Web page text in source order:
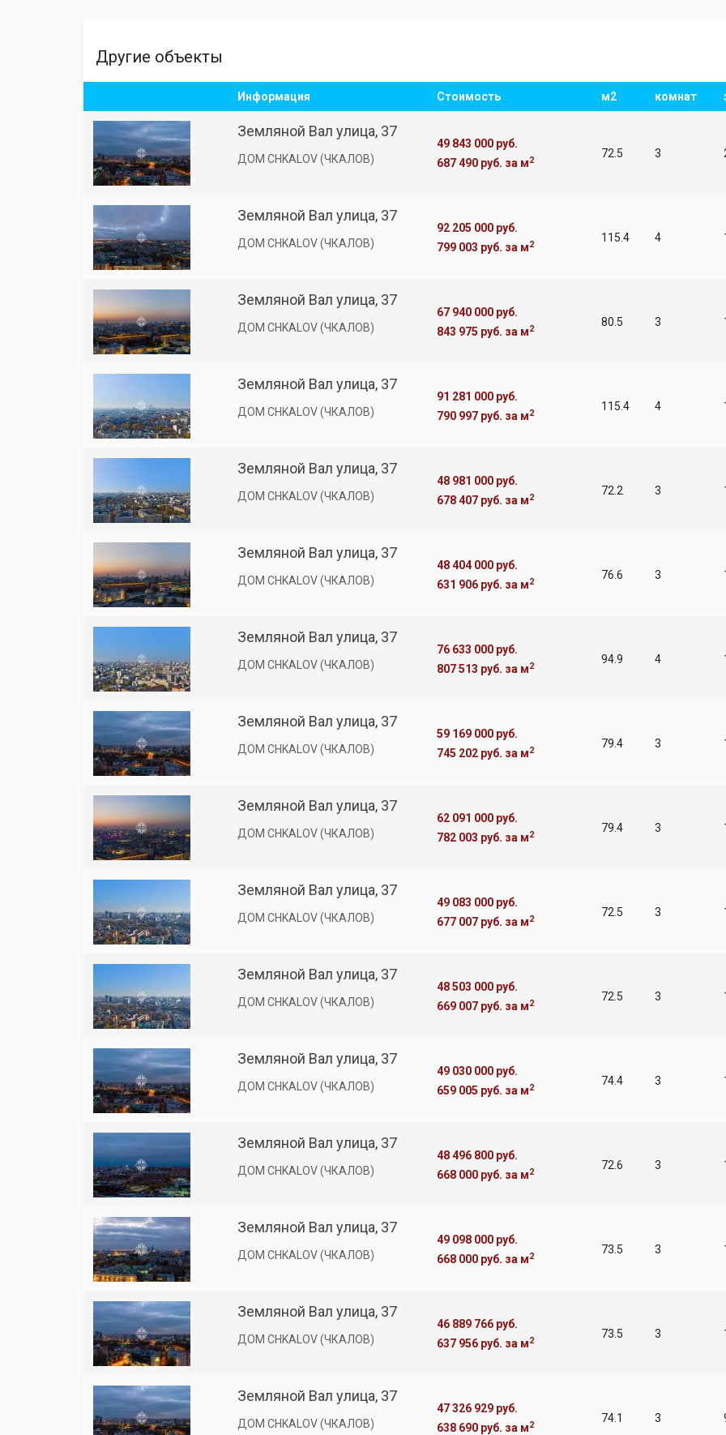
Другие объекты
Информация Стоимость м2 комнат
Земляной Вал улица, 37
ДОМ CHKALOV (ЧКАЛОВ)
49 843 000 руб.
687 490 руб. за м2
72.5 3
Земляной Вал улица, 37
ДОМ CHKALOV (ЧКАЛОВ)
92 205 000 руб.
799 003 руб. за м2
115.4 4
Земляной Вал улица, 37
ДОМ CHKALOV (ЧКАЛОВ)
67 940 000 руб.
843 975 руб. за м2
80.5 3
Земляной Вал улица, 37
ДОМ CHKALOV (ЧКАЛОВ)
91 281 000 руб.
790 997 руб. за м2
115.4 4
Земляной Вал улица, 37
ДОМ CHKALOV (ЧКАЛОВ)
48 981 000 руб.
678 407 руб. за м2
72.2 3
Земляной Вал улица, 37
ДОМ CHKALOV (ЧКАЛОВ)
48 404 000 руб.
631 906 руб. за м2
76.6 3
Земляной Вал улица, 37
ДОМ CHKALOV (ЧКАЛОВ)
76 633 000 руб.
807 513 руб. за м2
94.9 4
Земляной Вал улица, 37
ДОМ CHKALOV (ЧКАЛОВ)
59 169 000 руб.
745 202 руб. за м2
79.4 3
Земляной Вал улица, 37
ДОМ CHKALOV (ЧКАЛОВ)
62 091 000 руб.
782 003 руб. за м2
79.4 3
Земляной Вал улица, 37
ДОМ CHKALOV (ЧКАЛОВ)
49 083 000 руб.
677 007 руб. за м2
72.5 3
Земляной Вал улица, 37
ДОМ CHKALOV (ЧКАЛОВ)
48 503 000 руб.
669 007 руб. за м2
72.5 3
Земляной Вал улица, 37
ДОМ CHKALOV (ЧКАЛОВ)
49 030 000 руб.
659 005 руб. за м2
74.4 3
Земляной Вал улица, 37
ДОМ CHKALOV (ЧКАЛОВ)
48 496 800 руб.
668 000 руб. за м2
72.6 3
Земляной Вал улица, 37
ДОМ CHKALOV (ЧКАЛОВ)
49 098 000 руб.
668 000 руб. за м2
73.5 3
Земляной Вал улица, 37
ДОМ CHKALOV (ЧКАЛОВ)
46 889 766 руб.
637 956 руб. за м2
73.5 3
Земляной Вал улица, 37
ДОМ CHKALOV (ЧКАЛОВ)
47 326 929 руб.
638 690 руб. за м2
74.1 3